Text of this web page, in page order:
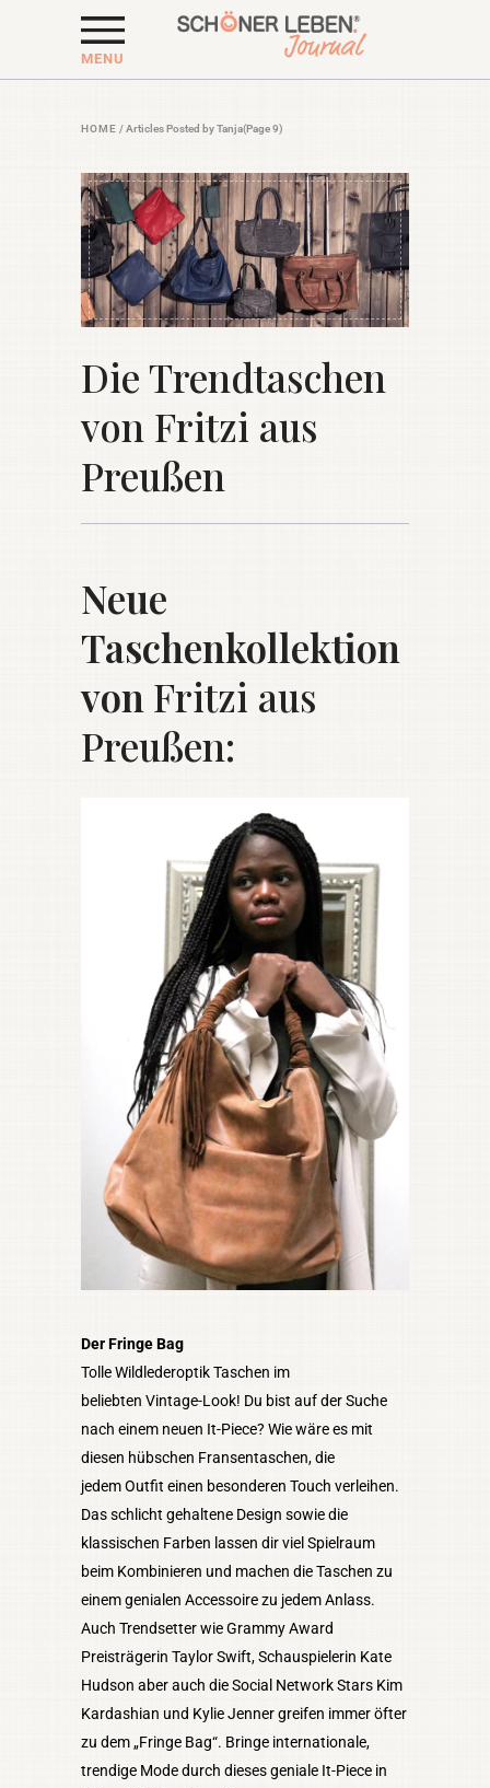
MENU
HOME /Articles Posted by Tanja(Page 9)
Die Trendtaschen
von Fritzi aus
Preußen
Neue
Taschenkollektion
von Fritzi aus
Preußen:
Der Fringe Bag
Tolle Wildlederoptik Taschen im
beliebten Vintage-Look! Du bist auf der Suche
nach einem neuen It-Piece? Wie wäre es mit
diesen hübschen Fransentaschen, die
jedem Outfit einen besonderen Touch verleihen.
Das schlicht gehaltene Design sowie die
klassischen Farben lassen dir viel Spielraum
beim Kombinieren und machen die Taschen zu
einem genialen Accessoire zu jedem Anlass.
Auch Trendsetter wie Grammy Award
Preisträgerin Taylor Swift, Schauspielerin Kate
Hudson aber auch die Social Network Stars Kim
Kardashian und Kylie Jenner greifen immer öfter
zu dem „Fringe Bag“. Bringe internationale,
trendige Mode durch dieses geniale It-Piece in